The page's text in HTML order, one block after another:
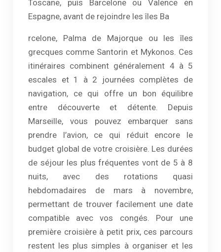
Toscane, puis Barcelone ou Valence en
Espagne, avant de rejoindre les îles Ba
rcelone, Palma de Majorque ou les îles
grecques comme Santorin et Mykonos. Ces
itinéraires combinent généralement 4 à 5
escales et 1 à 2 journées complètes de
navigation, ce qui offre un bon équilibre
entre découverte et détente. Depuis
Marseille, vous pouvez embarquer sans
prendre l’avion, ce qui réduit encore le
budget global de votre croisière. Les durées
de séjour les plus fréquentes vont de 5 à 8
nuits, avec des rotations quasi
hebdomadaires de mars à novembre,
permettant de trouver facilement une date
compatible avec vos congés. Pour une
première croisière à petit prix, ces parcours
restent les plus simples à organiser et les